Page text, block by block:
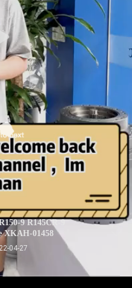
9 R145CR-9
XKAH-01458
04-27